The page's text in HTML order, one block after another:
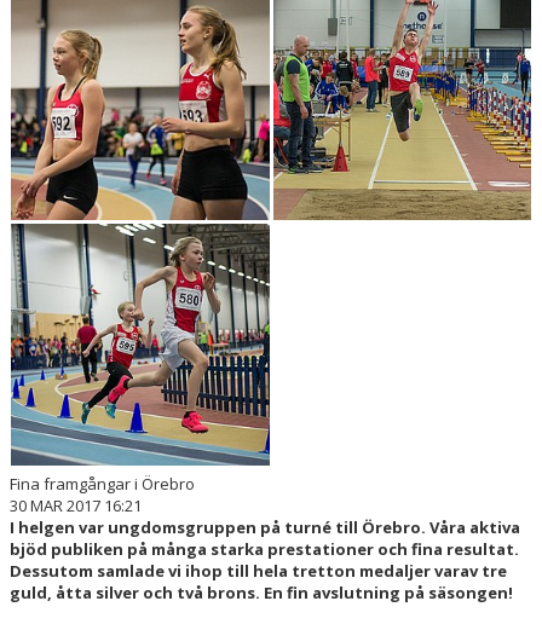
Fina framgångar i Örebro
30 MAR 2017 16:21
I helgen var ungdomsgruppen på turné till Örebro. Våra aktiva
bjöd publiken på många starka prestationer och fina resultat.
Dessutom samlade vi ihop till hela tretton medaljer varav tre
guld, åtta silver och två brons. En fin avslutning på säsongen!